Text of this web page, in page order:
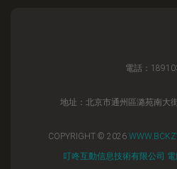
電話：
地址：北京市通州區潞苑南大
COPYRIGHT © 2026
叮咚互動信息技術有限公司